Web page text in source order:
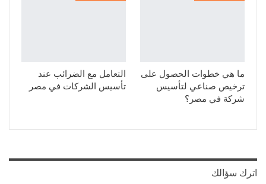
ما هي خطوات الحصول على
ترخيص صناعي لتأسيس
شركة في مصر؟
التعامل مع الضرائب عند
تأسيس الشركات في مصر
اترك سؤالك